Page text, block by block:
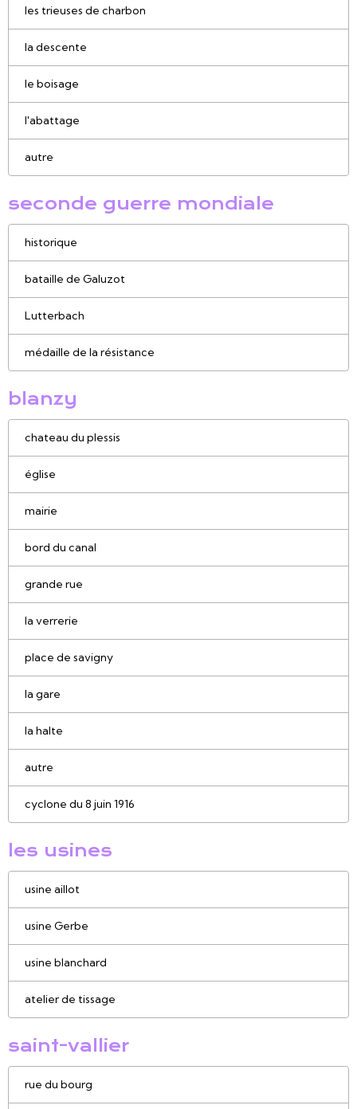
les trieuses de charbon
la descente
le boisage
l'abattage
autre
seconde guerre mondiale
historique
bataille de Galuzot
Lutterbach
médaille de la résistance
blanzy
chateau du plessis
église
mairie
bord du canal
grande rue
la verrerie
place de savigny
la gare
la halte
autre
cyclone du 8 juin 1916
les usines
usine aillot
usine Gerbe
usine blanchard
atelier de tissage
saint-vallier
rue du bourg